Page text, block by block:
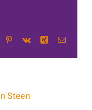
Pinterest
Vk Xing E-
Steen